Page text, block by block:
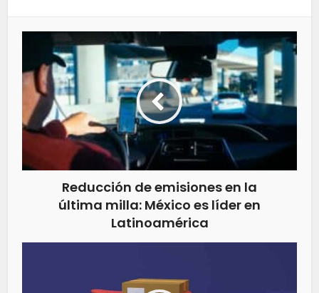
Reducción de emisiones en la
última milla: México es líder en
Latinoamérica